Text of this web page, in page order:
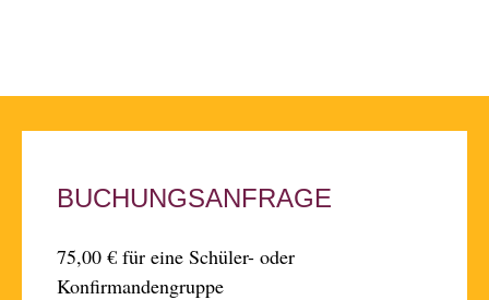
BUCHUNGSANFRAGE
75,00 € für eine Schüler- oder
Konfirmandengruppe